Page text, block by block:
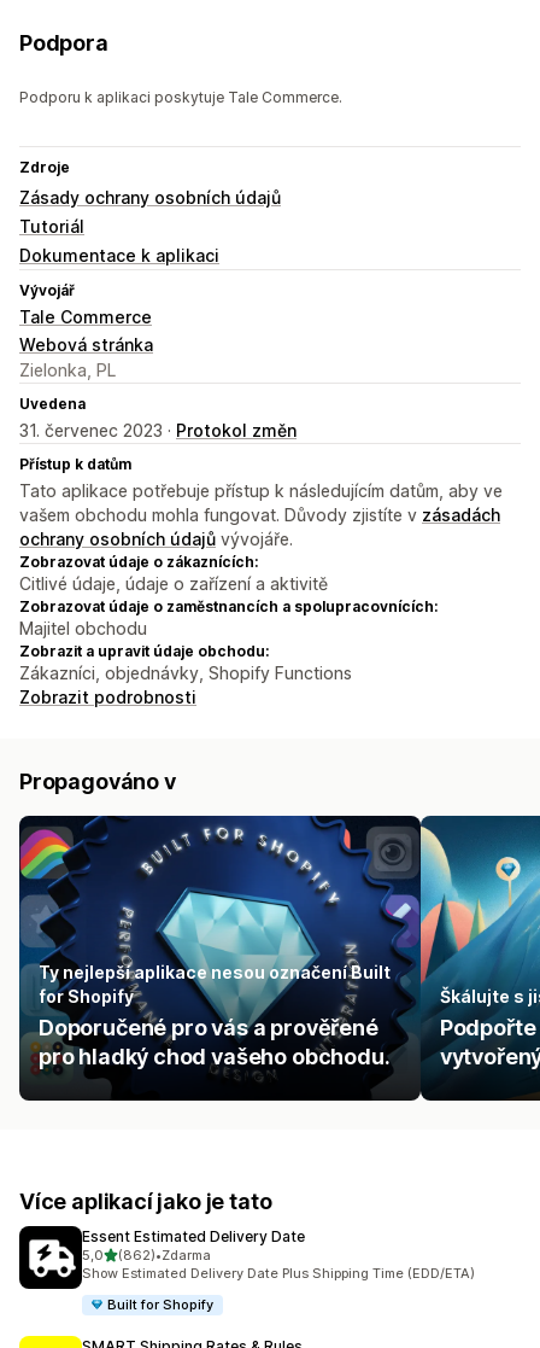
Podpora
Podporu k aplikaci poskytuje Tale Commerce.
Zdroje
Zásady ochrany osobních údajů
Tutoriál
Dokumentace k aplikaci
Vývojář
Tale Commerce
Webová stránka
Zielonka, PL
Uvedena
31. červenec 2023 · Protokol změn
Přístup k datům
Tato aplikace potřebuje přístup k následujícím datům, aby ve
vašem obchodu mohla fungovat. Důvody zjistíte v zásadách
ochrany osobních údajů vývojáře.
Zobrazovat údaje o zákaznících:
Citlivé údaje, údaje o zařízení a aktivitě
Zobrazovat údaje o zaměstnancích a spolupracovnících:
Majitel obchodu
Zobrazit a upravit údaje obchodu:
Zákazníci, objednávky, Shopify Functions
Zobrazit podrobnosti
Propagováno v
Ty nejlepší aplikace nesou označení Built
for Shopify
Doporučené pro vás a prověřené
pro hladký chod vašeho obchodu.
Škálujte s
Více aplikací jako je tato
Essent Estimated Delivery Date
5,0z 5 hvězd
(862)
Celkový počet recenzí: 862
•Zdarma
Show Estimated Delivery Date Plus Shipping Time (EDD/ETA)
Built for Shopify